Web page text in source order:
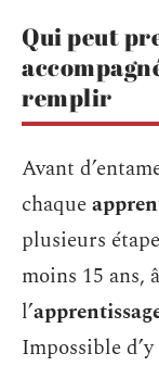
Qui peut
remplir
Avant
chaque
plusieurs
moins 15 ans,
l’
Impossible